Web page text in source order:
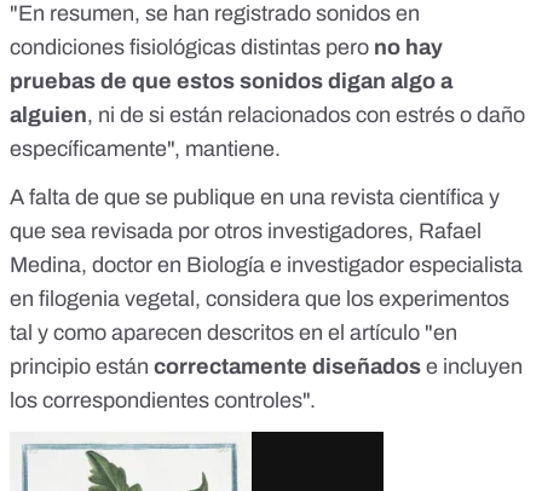
"En resumen, se han registrado sonidos en
condiciones fisiológicas distintas pero no hay
pruebas de que estos sonidos digan algo a
alguien, ni de si están relacionados con estrés o daño
específicamente", mantiene.
A falta de que se publique en una revista científica y
que sea revisada por otros investigadores, Rafael
Medina, doctor en Biología e investigador especialista
en filogenia vegetal, considera que los experimentos
tal y como aparecen descritos en el artículo "en
principio están correctamente diseñados e incluyen
los correspondientes controles".